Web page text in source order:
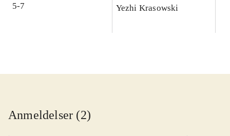
5-7
Yezhi Krasowski
Anmeldelser (2)